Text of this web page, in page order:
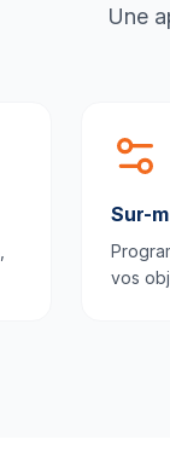
Une
Sur-
vos